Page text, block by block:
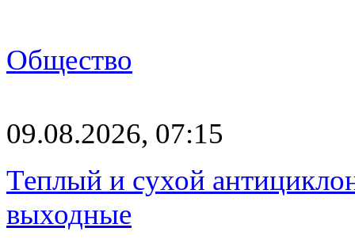
Общество
09.08.2026, 07:15
Теплый и сухой
выходные